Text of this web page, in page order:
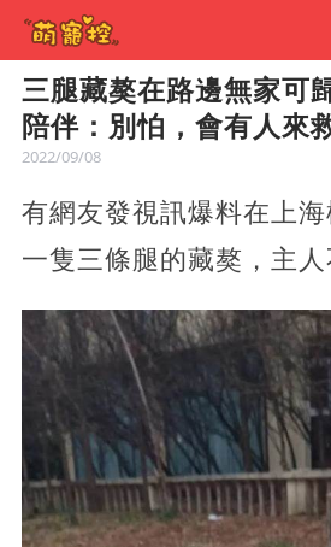
三腿藏獒在路邊無家可
陪伴：別怕，會有人來
2022/09/08
有網友發視訊爆料在上
一隻三條腿的藏獒，主人